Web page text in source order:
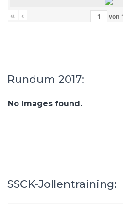
« ‹ von
Rundum 2017:
No Images found.
SSCK-Jollentraining: